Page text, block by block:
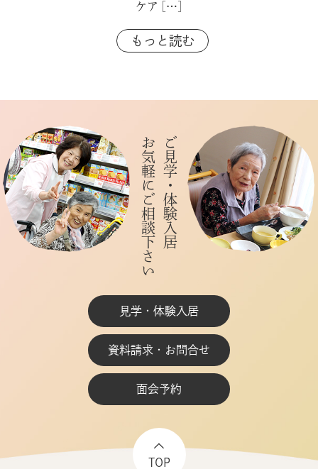
ケア […]
もっと読む
お気軽にご相談下さいご見学・体験入居
見学・体験入居
資料請求・お問合せ
面会予約
TOP